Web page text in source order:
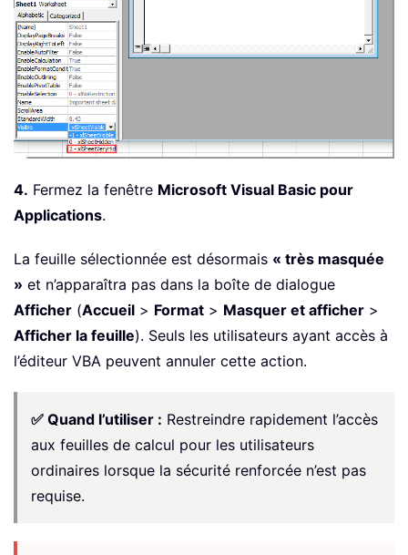
4. Fermez la fenêtre Microsoft Visual Basic pour
Applications.
La feuille sélectionnée est désormais « très masquée
» et n’apparaîtra pas dans la boîte de dialogue
Afficher (Accueil > Format > Masquer et afficher >
Afficher la feuille). Seuls les utilisateurs ayant accès à
l’éditeur VBA peuvent annuler cette action.
✅ Quand l’utiliser : Restreindre rapidement l’accès
aux feuilles de calcul pour les utilisateurs
ordinaires lorsque la sécurité renforcée n’est pas
requise.